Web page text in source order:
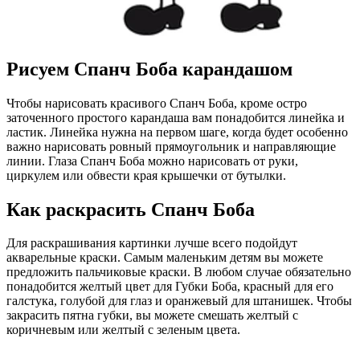
Рисуем Спанч Боба карандашом
Чтобы нарисовать красивого Спанч Боба, кроме остро
заточенного простого карандаша вам понадобится линейка и
ластик. Линейка нужна на первом шаге, когда будет особенно
важно нарисовать ровный прямоугольник и направляющие
линии. Глаза Спанч Боба можно нарисовать от руки,
циркулем или обвести края крышечки от бутылки.
Как раскрасить Спанч Боба
Для раскрашивания картинки лучше всего подойдут
акварельные краски. Самым маленьким детям вы можете
предложить пальчиковые краски. В любом случае обязательно
понадобится желтый цвет для Губки Боба, красный для его
галстука, голубой для глаз и оранжевый для штанишек. Чтобы
закрасить пятна губки, вы можете смешать желтый с
коричневым или желтый с зеленым цвета.